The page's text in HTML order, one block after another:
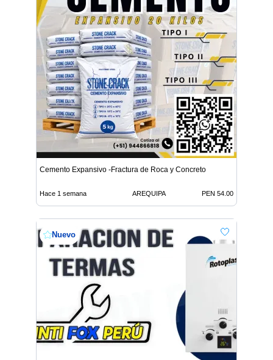
Cemento Expansivo -Fractura de Roca y Concreto
Hace 1 semana AREQUIPA PEN 54.00
Nuevo